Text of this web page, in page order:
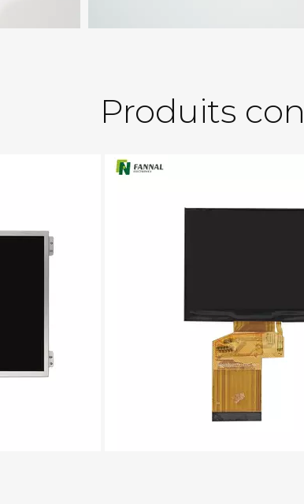
Produits